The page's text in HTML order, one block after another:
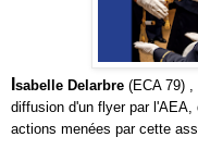
sabelle Delarbre (ECA 79)
diffusion d'un flyer par
actions menées par cette